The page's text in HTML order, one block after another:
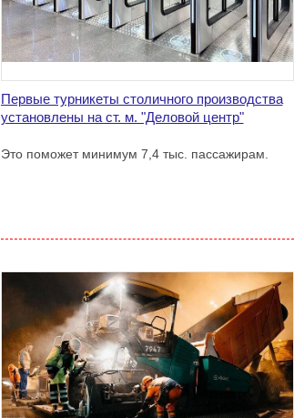
Первые турникеты столичного производства
установлены на ст. м. "Деловой центр"
Это поможет минимум 7,4 тыс. пассажирам.